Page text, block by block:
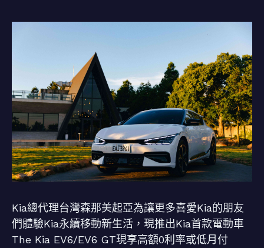
Kia總代理台灣森那美起亞為讓更多喜愛Kia的朋友
們體驗Kia永續移動新生活，現推出Kia首款電動車
The Kia EV6/EV6 GT現享高額0利率或低月付